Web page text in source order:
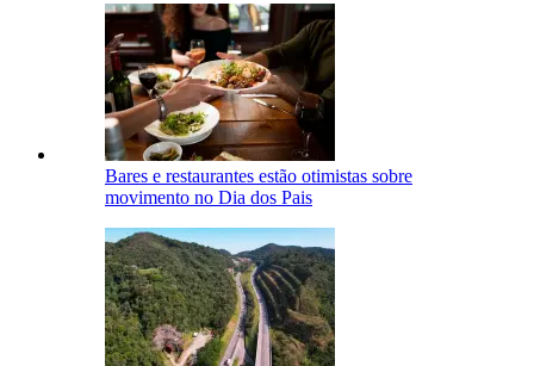
Bares e restaurantes estão otimistas sobre
movimento no Dia dos Pais